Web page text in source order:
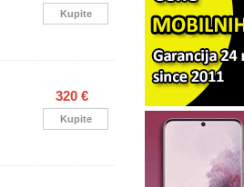
Kupite
320 €
Kupite